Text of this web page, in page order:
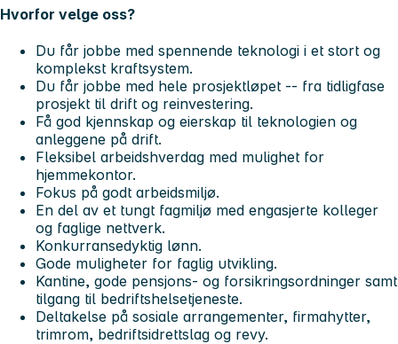
Hvorfor velge oss?
Du får jobbe med spennende teknologi i et stort og
komplekst kraftsystem.
Du får jobbe med hele prosjektløpet -- fra tidligfase
prosjekt til drift og reinvestering.
Få god kjennskap og eierskap til teknologien og
anleggene på drift.
Fleksibel arbeidshverdag med mulighet for
hjemmekontor.
Fokus på godt arbeidsmiljø.
En del av et tungt fagmiljø med engasjerte kolleger
og faglige nettverk.
Konkurransedyktig lønn.
Gode muligheter for faglig utvikling.
Kantine, gode pensjons- og forsikringsordninger samt
tilgang til bedriftshelsetjeneste.
Deltakelse på sosiale arrangementer, firmahytter,
trimrom, bedriftsidrettslag og revy.